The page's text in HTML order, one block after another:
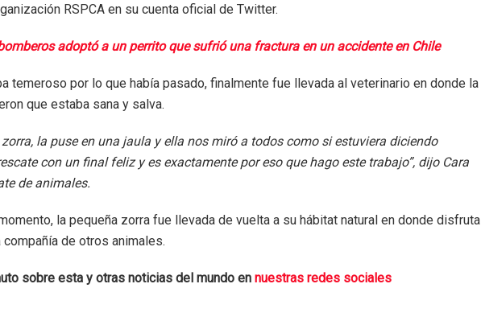
RSPCA en su cuenta oficial de Twitter.
adoptó a un perrito que sufrió una fractura en un accidente en Chile
temeroso por lo que había pasado, finalmente fue llevada al veterinario en donde la
que estaba sana y salva.
zorra, la puse en una jaula y ella nos miró a todos como si estuviera diciendo
con un final feliz y es exactamente por eso que hago este trabajo”, dijo Cara
de animales.
la pequeña zorra fue llevada de vuelta a su hábitat natural en donde disfruta
de otros animales.
sobre esta y otras noticias del mundo en nuestras redes sociales